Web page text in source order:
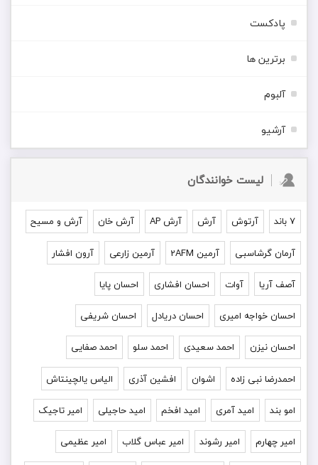
پادکست
برترین ها
آلبوم
آرشیو
لیست خوانندگان
۷ باند آرتوش آرش آرش AP آرش خان آرش و مسیح
آرمان گرشاسبی آرمین 2AFM آرمین زارعی آرون افشار
آصف آریا آوات احسان افشاری احسان پایا
احسان خواجه امیری احسان دریادل احسان شریفی
احسان نیزن احمد سعیدی احمد سلو احمد صفایی
احمدرضا نبی زاده اشوان افشین آذری الیاس یالچینتاش
امو بند امید آمری امید افخم امید حاجیلی امیر تاجیک
امیر چهارم امیر رشوند امیر عباس گلاب امیر عظیمی